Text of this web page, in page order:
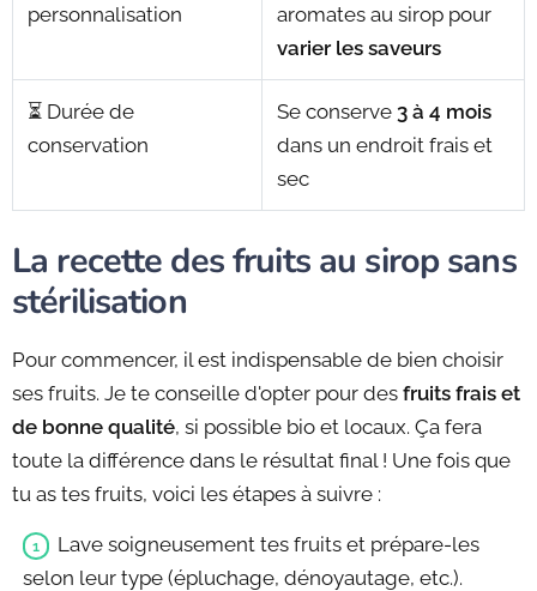
personnalisation
aromates au sirop pour
varier les saveurs
⏳ Durée de
conservation
Se conserve 3 à 4 mois
dans un endroit frais et
sec
La recette des fruits au sirop sans
stérilisation
Pour commencer, il est indispensable de bien choisir
ses fruits. Je te conseille d'opter pour des fruits frais et
de bonne qualité, si possible bio et locaux. Ça fera
toute la différence dans le résultat final ! Une fois que
tu as tes fruits, voici les étapes à suivre :
Lave soigneusement tes fruits et prépare-les
selon leur type (épluchage, dénoyautage, etc.).